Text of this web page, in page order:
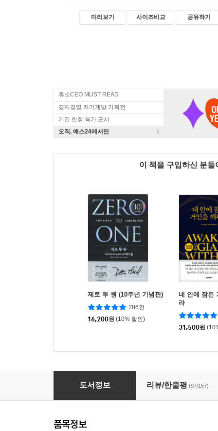
미리보기 사이즈비교 공유하기
휴넷CEO MUST READ
경제경영 자기계발 기획전
기간 한정 특가 도서
오직, 예스24에서만
이 책을 구입하신 분
제로 투 원 (10주년 기념판)
206건
16,200원 (10% 할인)
네 안에 잠든
라
31,500원
일론 머스크
도서정보 리뷰/한줄평 (97/157)
품목정보